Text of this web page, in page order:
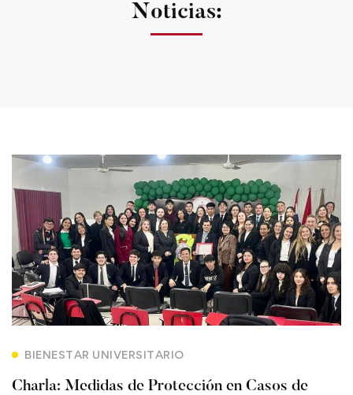
Noticias:
BIENESTAR UNIVERSITARIO
Charla: Medidas de Protección en Casos de